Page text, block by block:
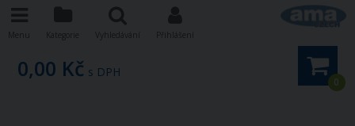
0
0,00 Kč s DPH
Menu Kategorie Vyhledávání Přihlášení